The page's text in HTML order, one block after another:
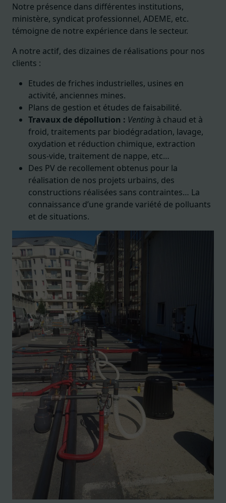
Notre présence dans différentes institutions,
ministère, syndicat professionnel, ADEME, etc.
témoigne de notre expérience dans le secteur.
A notre actif, des dizaines de réalisations pour nos
clients :
Etudes de friches industrielles, usines en
activité, anciennes mines.
Plans de gestion et études de faisabilité.
Travaux de dépollution : Venting à chaud et à
froid, traitements par biodégradation, lavage,
oxydation et réduction chimique, extraction
sous-vide, traitement de nappe, etc…
Des PV de recollement obtenus pour la
réalisation de nos projets urbains, des
constructions réalisées sans contraintes… La
connaissance d’une grande variété de polluants
et de situations.